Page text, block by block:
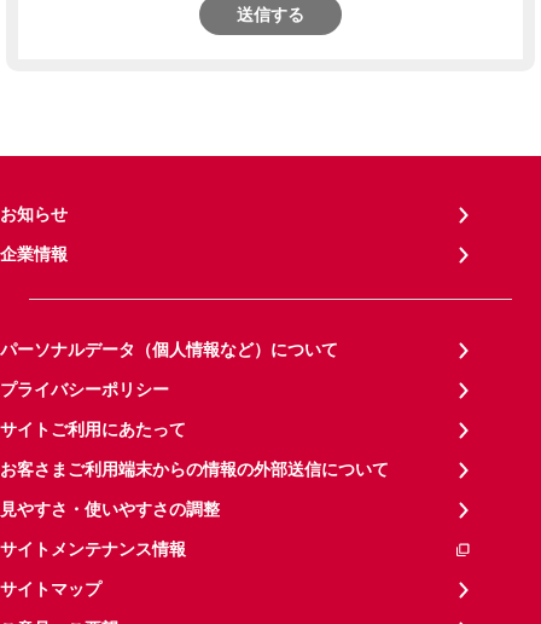
送信する
お知らせ
企業情報
パーソナルデータ（個人情報など）について
プライバシーポリシー
サイトご利用にあたって
お客さまご利用端末からの情報の外部送信について
見やすさ・使いやすさの調整
サイトメンテナンス情報
サイトマップ